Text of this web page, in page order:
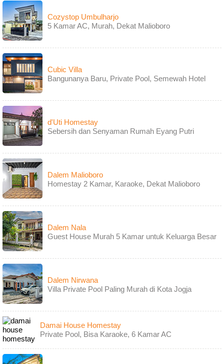
Cozystop Umbulharjo
5 Kamar AC, Murah, Dekat Malioboro
Cubic Villa
Bangunanya Baru, Private Pool, Semewah Hotel
d'Uti Homestay
Sebersih dan Senyaman Rumah Eyang Putri
Dalem Malioboro
Homestay 2 Kamar, Karaoke, Dekat Malioboro
Dalem Nala
Guest House Murah 5 Kamar untuk Keluarga Besar
Dalem Nirwana
Villa Private Pool Paling Murah di Kota Jogja
Damai House Homestay
Private Pool, Bisa Karaoke, 6 Kamar AC